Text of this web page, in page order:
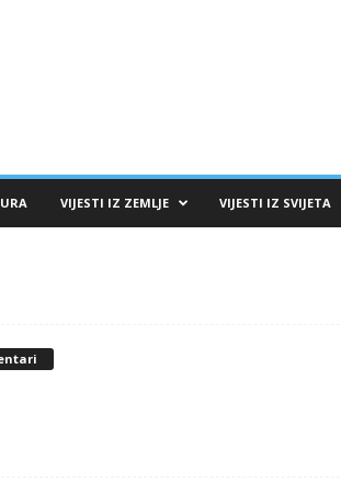
VIJESTI IZ ZEMLJE VIJESTI IZ SVIJETA